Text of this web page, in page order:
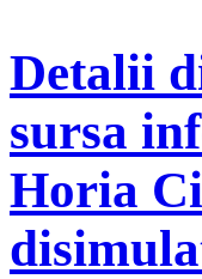
Detalii
sursa
Horia